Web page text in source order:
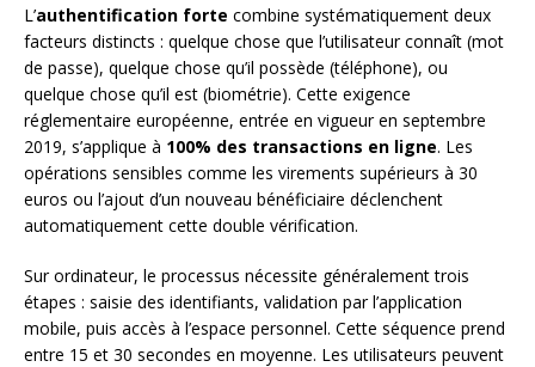
L’authentification forte combine systématiquement deux
facteurs distincts : quelque chose que l’utilisateur connaît (mot
de passe), quelque chose qu’il possède (téléphone), ou
quelque chose qu’il est (biométrie). Cette exigence
réglementaire européenne, entrée en vigueur en septembre
2019, s’applique à 100% des transactions en ligne. Les
opérations sensibles comme les virements supérieurs à 30
euros ou l’ajout d’un nouveau bénéficiaire déclenchent
automatiquement cette double vérification.
Sur ordinateur, le processus nécessite généralement trois
étapes : saisie des identifiants, validation par l’application
mobile, puis accès à l’espace personnel. Cette séquence prend
entre 15 et 30 secondes en moyenne. Les utilisateurs peuvent